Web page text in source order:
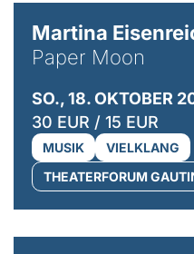
Martina
Paper Moon
SO., 18. OKTOBER
30 EUR / 15 EUR
MUSIK
VIELKLANG
THEATERFORUM